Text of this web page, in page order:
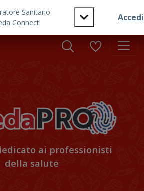
ai professionisti
della salute